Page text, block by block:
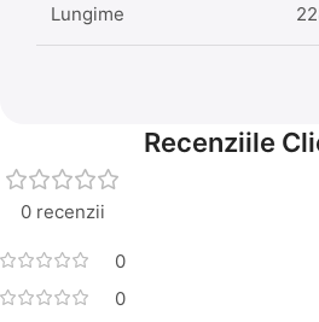
Lungime
Recenziile
0 recenzii
0
0